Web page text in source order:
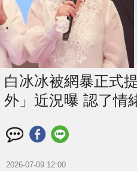
白冰冰被網暴正式
外」近況曝 認了情
2026-07-09 12:00